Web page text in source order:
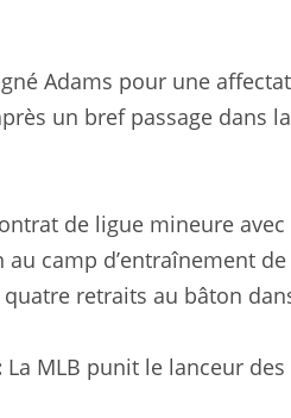
Adams pour une
un bref passage dans
de ligue mineure
au camp d’entraînement
retraits au bâton
La MLB punit le lanceur